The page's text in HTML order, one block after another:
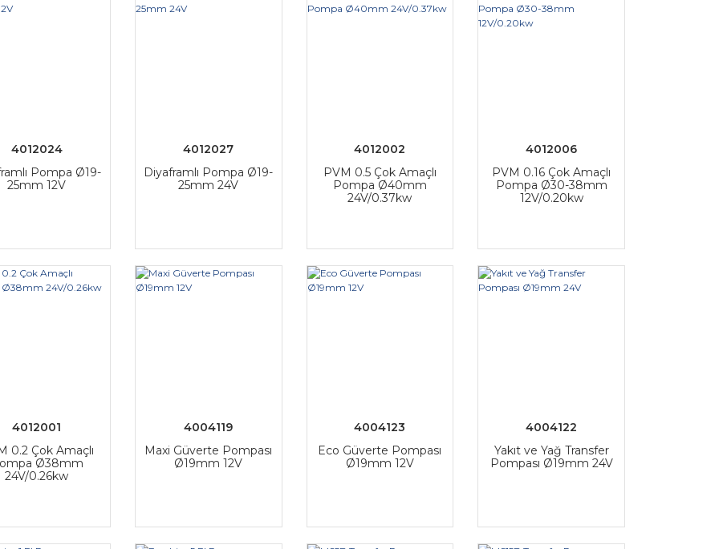
4012024
Pompa Ø19-
25mm 12V
4012027
Diyaframlı Pompa Ø19-
25mm 24V
4012002
PVM 0.5 Çok Amaçlı
Pompa Ø40mm
24V/0.37kw
4012006
PVM 0.16 Çok Amaçlı
Pompa Ø30-38mm
12V/0.20kw
4012001
0.2 Çok Amaçlı
Ø38mm
24V/0.26kw
4004119
Maxi Güverte Pompası
Ø19mm 12V
4004123
Eco Güverte Pompası
Ø19mm 12V
4004122
Yakıt ve Yağ Transfer
Pompası Ø19mm 24V